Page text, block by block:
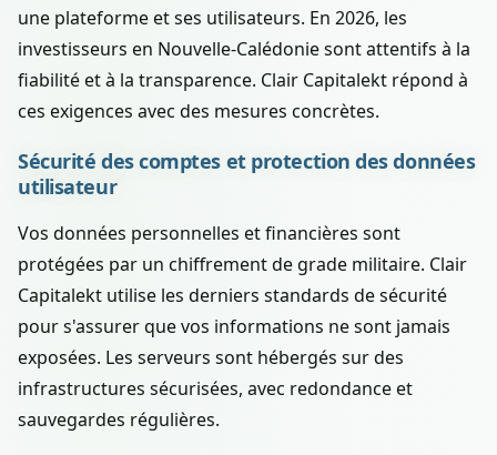
une plateforme et ses utilisateurs. En 2026, les
investisseurs en Nouvelle-Calédonie sont attentifs à la
fiabilité et à la transparence. Clair Capitalekt répond à
ces exigences avec des mesures concrètes.
Sécurité des comptes et protection des données
utilisateur
Vos données personnelles et financières sont
protégées par un chiffrement de grade militaire. Clair
Capitalekt utilise les derniers standards de sécurité
pour s'assurer que vos informations ne sont jamais
exposées. Les serveurs sont hébergés sur des
infrastructures sécurisées, avec redondance et
sauvegardes régulières.